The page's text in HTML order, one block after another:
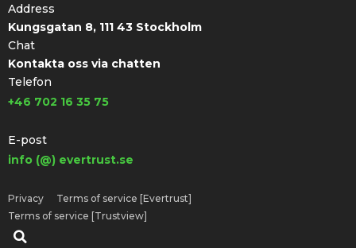
Address
Kungsgatan 8, 111 43 Stockholm
Chat
Kontakta oss via chatten
Telefon
+46 702 16 35 75
E-post
info (@) evertrust.se
Privacy
Terms of service [Evertrust]
Terms of service [Trustview]